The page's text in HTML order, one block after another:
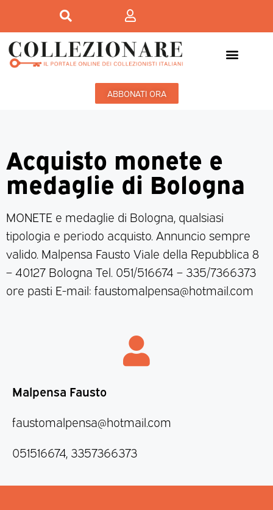
ABBONATI ORA
Acquisto monete e
medaglie di Bologna
MONETE e medaglie di Bologna, qualsiasi
tipologia e periodo acquisto. Annuncio sempre
valido. Malpensa Fausto Viale della Repubblica 8
– 40127 Bologna Tel. 051/516674 – 335/7366373
ore pasti E-mail: faustomalpensa@hotmail.com
Malpensa Fausto
faustomalpensa@hotmail.com
051516674, 3357366373